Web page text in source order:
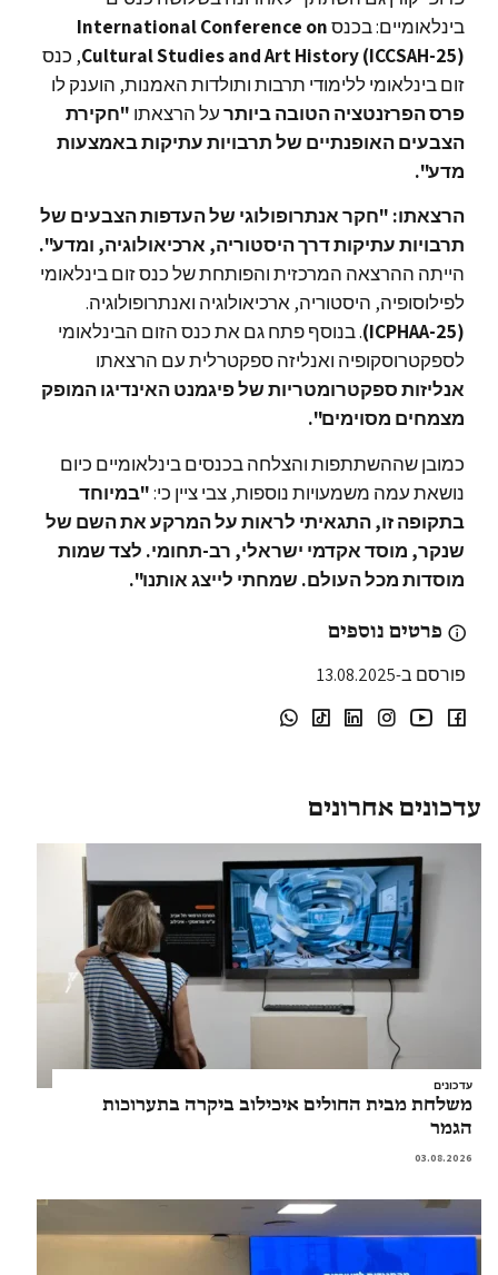
בינלאומיים: בכנסInternational Conference on
Cultural Studies and Art History (ICCSAH-25), כנס
זום בינלאומי ללימודי תרבות ותולדות האמנות, הוענק לו
פרס הפרזנטציה הטובה ביותרעל הרצאתו "חקירת
הצבעים האופנתיים של תרבויות עתיקות באמצעות
מדע".
הרצאתו: "חקר אנתרופולוגי של העדפות הצבעים של
תרבויות עתיקות דרך היסטוריה, ארכיאולוגיה, ומדע".
הייתה ההרצאה המרכזית והפותחת של כנס זום בינלאומי
לפילוסופיה, היסטוריה, ארכיאולוגיה ואנתרופולוגיה.
(ICPHAA-25)
. בנוסף פתח גם את כנס הזום הבינלאומי
לספקטרוסקופיה ואנליזה ספקטרלית עם הרצאתו
אנליזות ספקטרומטריות של פיגמנט האינדיגו המופק
מצמחים מסוימים".
כמובן שההשתתפות והצלחה בכנסים בינלאומיים כיום
נושאת עמה משמעויות נוספות, צבי ציין כי:"במיוחד
בתקופה זו, התגאיתי לראות על המרקע את השם של
שנקר, מוסד אקדמי ישראלי, רב-תחומי. לצד שמות
מוסדות מכל העולם. שמחתי לייצג אותנו".
פרטים נוספים
פורסם ב-13.08.2025
עדכונים אחרונים
עדכונים
משלחת מבית החולים איכילוב ביקרה בתערוכות
הגמר
03.08.2026